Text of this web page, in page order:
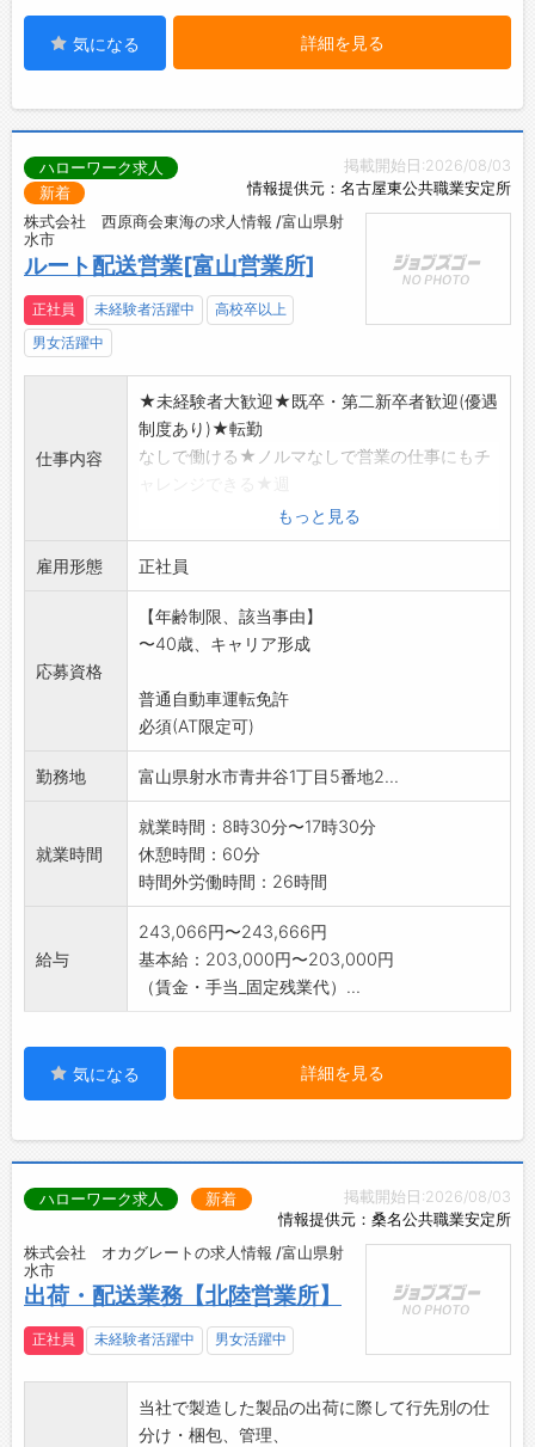
気になる 詳細を見る
掲載開始日:2026/08/03
情報提供元：名古屋東公共職業安定所
ハローワーク求人
新着
株式会社 西原商会東海の求人情報 /富山県射
水市
ルート配送営業[富山営業所]
正社員 未経験者活躍中
高校卒以上
男女活躍中
仕事内容
★未経験者大歓迎★既卒・第二新卒者歓迎(優遇
制度あり)★転勤
なしで働ける★ノルマなしで営業の仕事にもチ
休二日制(日祝+他2日から3日シフト休)★準中
免許支援★20
代から40代活躍中
飲食店へ食品を届けるルート配送が中心(配送7
割・営業3割)。
社用車に商品を積み込み、毎日決まったルート
新商品の案内など営業活動も行います。入社後
2ヶ月から3ヶ月は
先輩と同乗し丁寧に指導。業研修や免許取得支
援制度もあり、1年
はなく、成果に応じ
た評価制度で、頑張りがしっかり給与に反映さ
れます。
※変更の範囲:会社の定める業務
もっと見る
雇用形態 正社員
応募資格
【年齢制限、該当事由】
〜40歳、キャリア形成
普通自動車運転免許
必須(AT限定可)
勤務地 富山県射水市青井谷1丁目5番地2...
就業時間
就業時間：8時30分〜17時30分
休憩時間：60分
時間外労働時間：26時間
給与
243,066円〜243,666円
基本給：203,000円〜203,000円
（賃金・手当_固定残業代）...
気になる 詳細を見る
掲載開始日:2026/08/03
情報提供元：桑名公共職業安定所
ハローワーク求人 新着
株式会社 オカグレートの求人情報 /富山県射
水市
出荷・配送業務【北陸営業所】
正社員 未経験者活躍中 男女活躍中
当社で製造した製品の出荷に際して行先別の仕
分け・梱包、管理、